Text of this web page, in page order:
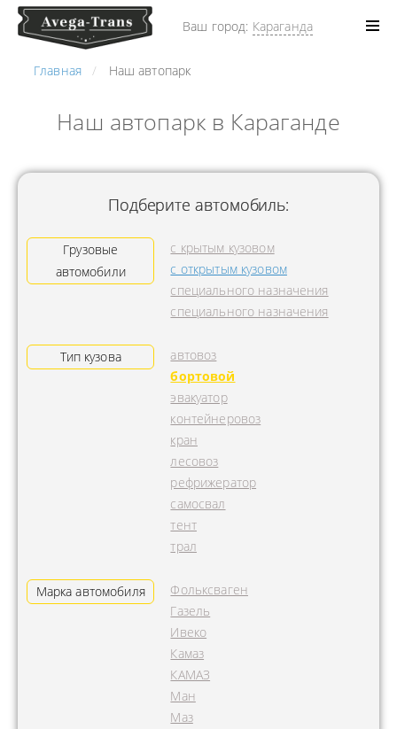
Ваш город: Караганда
Главная Наш автопарк
Наш автопарк в Караганде
Подберите автомобиль:
Грузовые
автомобили
с крытым кузовом
с открытым кузовом
специального назначения
специального назначения
Тип кузова
автовоз
бортовой
эвакуатор
контейнеровоз
кран
лесовоз
рефрижератор
самосвал
тент
трал
Марка автомобиля
Фольксваген
Газель
Ивеко
Камаз
КАМАЗ
Ман
Маз